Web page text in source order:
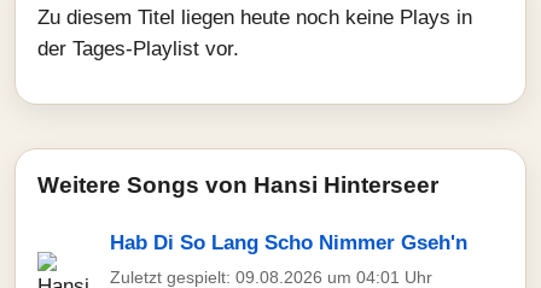
Zu diesem Titel liegen heute noch keine Plays in
der Tages-Playlist vor.
Weitere Songs von Hansi Hinterseer
Hab Di So Lang Scho Nimmer Gseh'n
Zuletzt gespielt: 09.08.2026 um 04:01 Uhr